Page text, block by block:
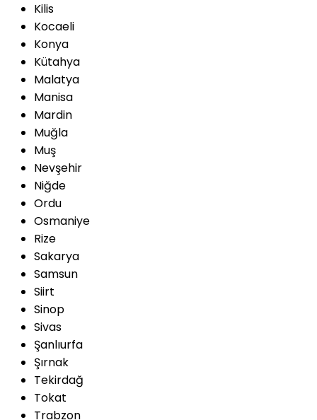
Kilis
Kocaeli
Konya
Kütahya
Malatya
Manisa
Mardin
Muğla
Muş
Nevşehir
Niğde
Ordu
Osmaniye
Rize
Sakarya
Samsun
Siirt
Sinop
Sivas
Şanlıurfa
Şırnak
Tekirdağ
Tokat
Trabzon